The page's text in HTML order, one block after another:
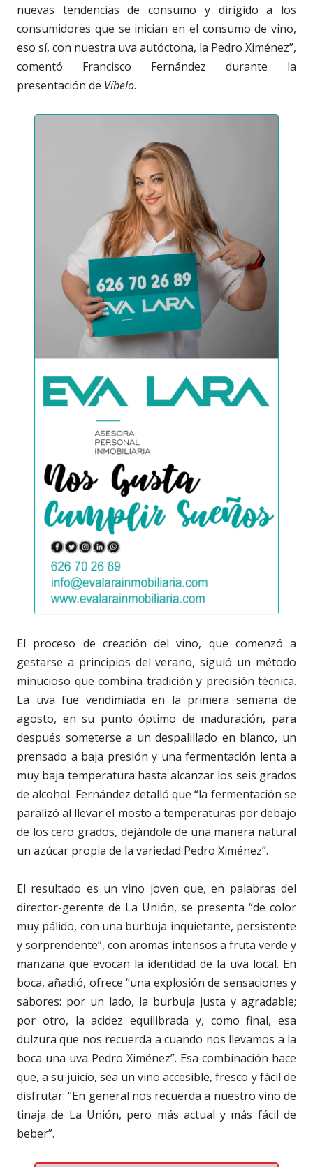
nuevas tendencias de consumo y dirigido a los
consumidores que se inician en el consumo de vino,
eso sí, con nuestra uva autóctona, la Pedro Ximénez”,
comentó Francisco Fernández durante la
presentación de Víbelo.
El proceso de creación del vino, que comenzó a
gestarse a principios del verano, siguió un método
minucioso que combina tradición y precisión técnica.
La uva fue vendimiada en la primera semana de
agosto, en su punto óptimo de maduración, para
después someterse a un despalillado en blanco, un
prensado a baja presión y una fermentación lenta a
muy baja temperatura hasta alcanzar los seis grados
de alcohol. Fernández detalló que “la fermentación se
paralizó al llevar el mosto a temperaturas por debajo
de los cero grados, dejándole de una manera natural
un azúcar propia de la variedad Pedro Ximénez”.
El resultado es un vino joven que, en palabras del
director-gerente de La Unión, se presenta “de color
muy pálido, con una burbuja inquietante, persistente
y sorprendente”, con aromas intensos a fruta verde y
manzana que evocan la identidad de la uva local. En
boca, añadió, ofrece “una explosión de sensaciones y
sabores: por un lado, la burbuja justa y agradable;
por otro, la acidez equilibrada y, como final, esa
dulzura que nos recuerda a cuando nos llevamos a la
boca una uva Pedro Ximénez”. Esa combinación hace
que, a su juicio, sea un vino accesible, fresco y fácil de
disfrutar: “En general nos recuerda a nuestro vino de
tinaja de La Unión, pero más actual y más fácil de
beber”.